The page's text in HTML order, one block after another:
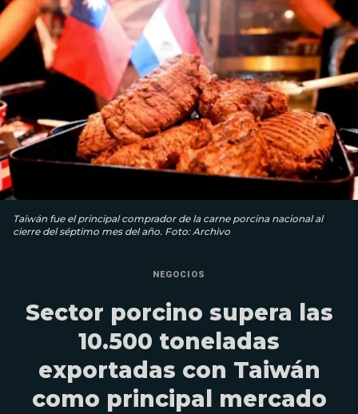
Taiwán fue el principal comprador de la carne porcina nacional al
cierre del séptimo mes del año. Foto: Archivo
NEGOCIOS
Sector porcino supera las
10.500 toneladas
exportadas con Taiwán
como principal mercado